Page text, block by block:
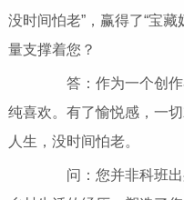
没时间怕老”，赢得了“宝
量支撑着您？
答：作为一个创作
纯喜欢。有了愉悦感，一
人生，没时间怕老。
问：您并非科班出